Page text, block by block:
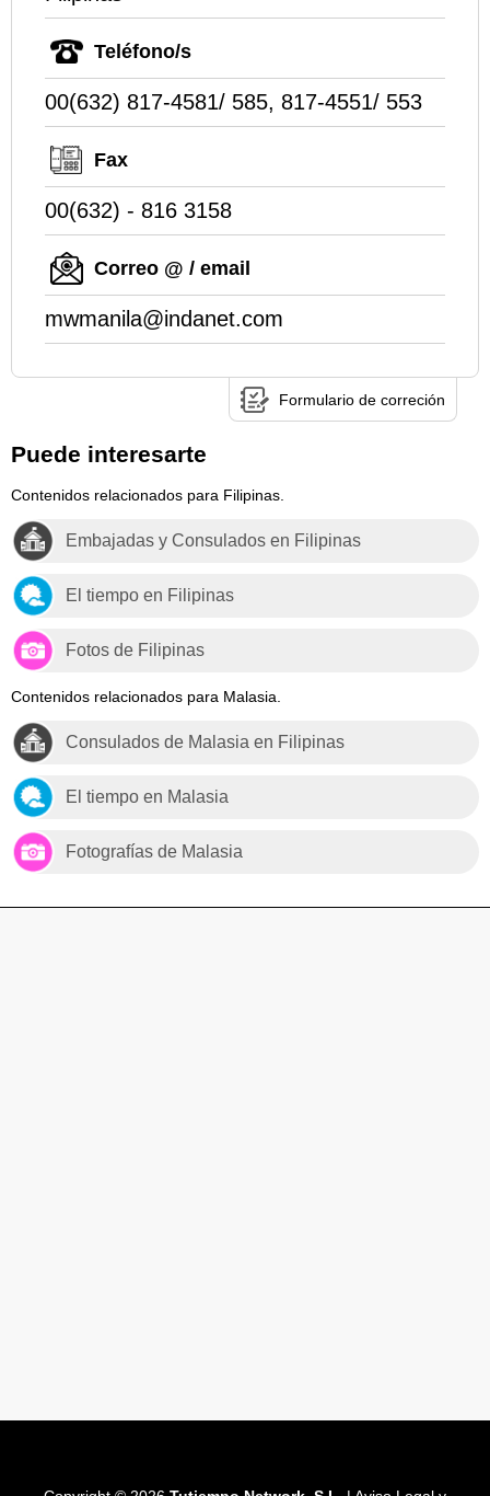
Teléfono/s
00(632) 817-4581/ 585, 817-4551/ 553
Fax
00(632) - 816 3158
Correo @ / email
mwmanila@indanet.com
Formulario de correción
Puede interesarte
Contenidos relacionados para Filipinas.
Embajadas y Consulados en Filipinas
El tiempo en Filipinas
Fotos de Filipinas
Contenidos relacionados para Malasia.
Consulados de Malasia en Filipinas
El tiempo en Malasia
Fotografías de Malasia